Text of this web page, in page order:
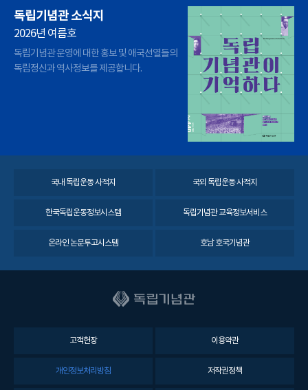
독립기념관 소식지
2026년 여름호
독립기념관 운영에 대한 홍보 및 애국선열들의
독립정신과 역사정보를 제공합니다.
국내 독립운동 사적지 국외 독립운동 사적지
한국독립운동정보시스템 독립기념관 교육정보서비스
온라인 논문투고시스템 호남 호국기념관
고객헌장 이용약관
개인정보처리방침 저작권정책